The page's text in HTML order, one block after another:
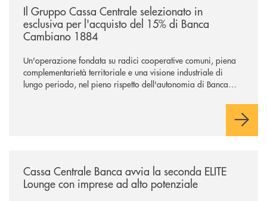
Il Gruppo Cassa Centrale selezionato in
esclusiva per l'acquisto del 15% di Banca
Cambiano 1884
Un'operazione fondata su radici cooperative comuni, piena
complementarietà territoriale e una visione industriale di
lungo periodo, nel pieno rispetto dell'autonomia di Banca
negoziazione esclusiva per la finalizzazione dell’operazione.
Cassa Centrale Banca avvia la seconda ELITE
Lounge con imprese ad alto potenziale